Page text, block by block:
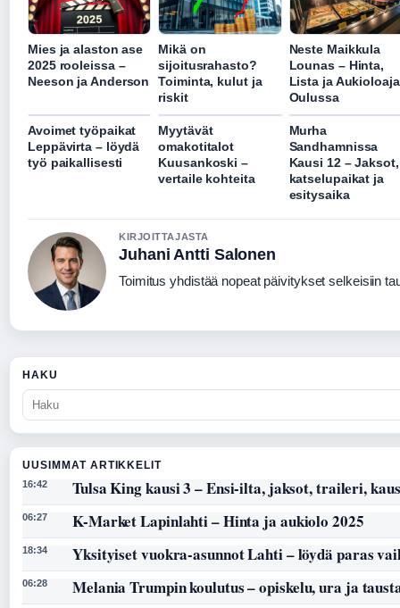
Mies ja alaston ase
2025 rooleissa –
Neeson ja Anderson
Mikä on
sijoitusrahasto?
Toiminta, kulut ja
riskit
Neste Maikkula
Lounas – Hinta,
Lista ja
Oulussa
Avoimet työpaikat
Leppävirta – löydä
työ paikallisesti
Myytävät
omakotitalot
Kuusankoski –
vertaile kohteita
Murha
Sandhamnissa
Kausi 12 – Jaksot,
katselupaikat ja
esitysaika
KIRJOITTAJASTA
Juhani Antti Salonen
Toimitus yhdistää nopeat päivitykset selkeisiin
HAKU
UUSIMMAT ARTIKKELIT
16:42 Tulsa King kausi 3 – Ensi-ilta, jaksot, traileri,
06:27 K-Market Lapinlahti – Hinta ja aukiolo 2025
18:34 Yksityiset vuokra-asunnot Lahti – löydä paras
06:28 Melania Trumpin koulutus – opiskelu, ura ja